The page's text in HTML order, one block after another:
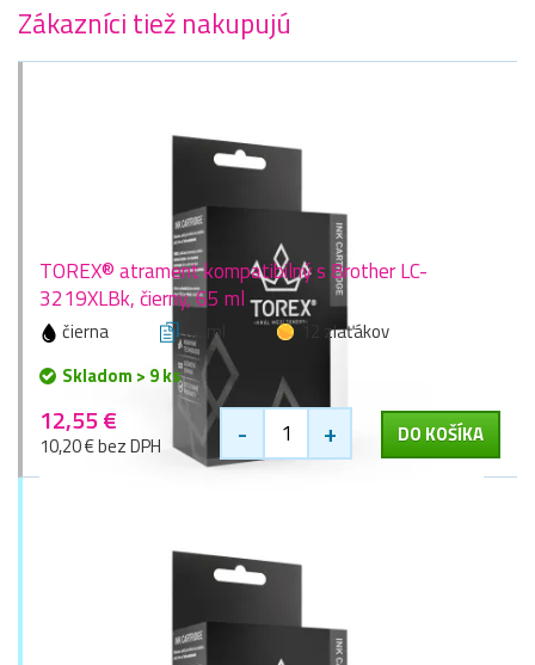
Zákazníci tiež nakupujú
TOREX® atrament kompatibilný s Brother LC-
3219XLBk, čierny, 65 ml
čierna 65 ml
12 zlaťákov
Skladom > 9 ks
12,55 €
10,20 € bez DPH - + DO KOŠÍKA